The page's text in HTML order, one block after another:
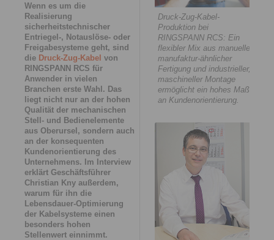
Wenn es um die
Realisierung
sicherheitstechnischer
Entriegel-, Notauslöse- oder
Freigabesysteme geht, sind
die Druck-Zug-Kabel von
RINGSPANN RCS für
Anwender in vielen
Branchen erste Wahl. Das
liegt nicht nur an der hohen
Qualität der mechanischen
Stell- und Bedienelemente
aus Oberursel, sondern auch
an der konsequenten
Kundenorientierung des
Unternehmens. Im Interview
erklärt Geschäftsführer
Christian Kny außerdem,
warum für ihn die
Lebensdauer-Optimierung
der Kabelsysteme einen
besonders hohen
Stellenwert einnimmt.
Druck-Zug-Kabel-
Produktion bei
RINGSPANN RCS: Ein
flexibler Mix aus manueller,
manufaktur-ähnlicher
Fertigung und industrieller,
maschineller Montage
ermöglicht ein hohes Maß
an Kundenorientierung.